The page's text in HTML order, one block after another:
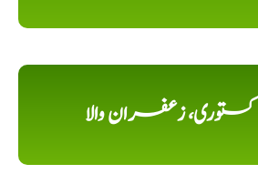
کستوری، زعفران والا